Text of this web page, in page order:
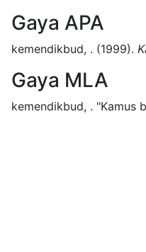
Gaya APA
kemendikbud, . (1999).
Gaya MLA
kemendikbud, . "Kamus